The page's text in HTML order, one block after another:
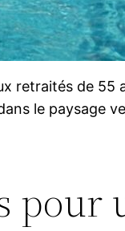
retraités de 55
le paysage
pour